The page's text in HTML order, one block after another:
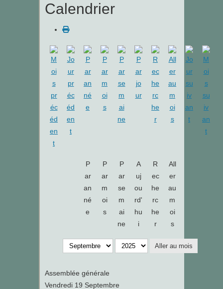
Calendrier
P
ar
an
né
e
P
ar
m
oi
s
P
ar
se
m
ai
ne
A
uj
ou
rd'
hu
i
R
ec
he
rc
he
r
All
er
au
m
oi
s
Aller au mois
Assemblée générale
Vendredi 19 Septembre